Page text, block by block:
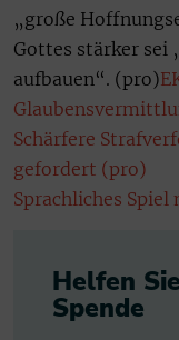
„große
Gottes stärker sei
aufbauen“. (pro)
Schärfere
gefordert (pro)
Sprachliches
Helfen
Spende